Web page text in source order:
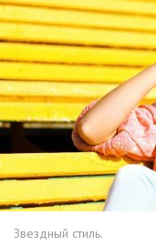
Звездный стиль.